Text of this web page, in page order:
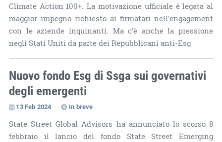
Climate Action 100+. La motivazione ufficiale è legata al
maggior impegno richiesto ai firmatari nell'engagement
con le aziende inquinanti. Ma c'è anche la pressione
negli Stati Uniti da parte dei Repubblicani anti-Esg
Nuovo fondo Esg di Ssga sui governativi
degli emergenti
13 Feb 2024 In breve
State Street Global Advisors ha annunciato lo scorso 8
febbraio il lancio del fondo State Street Emerging